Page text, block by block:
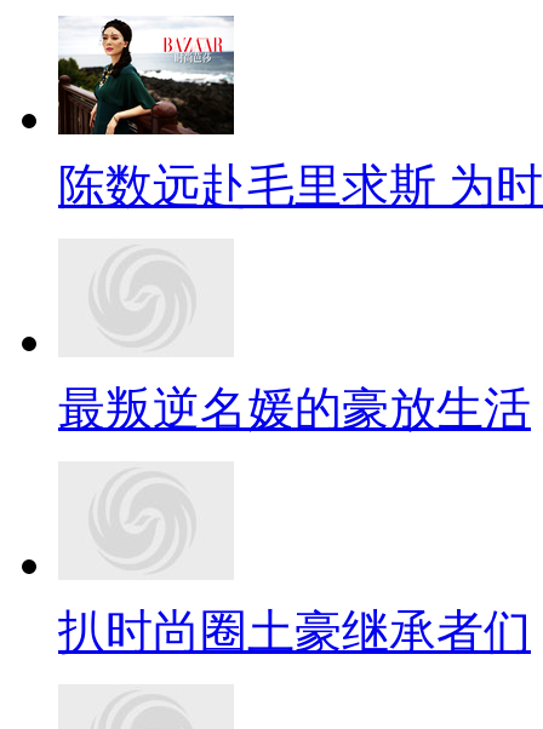
陈数远赴毛里求斯 为
最叛逆名媛的豪放生活
扒时尚圈土豪继承者们